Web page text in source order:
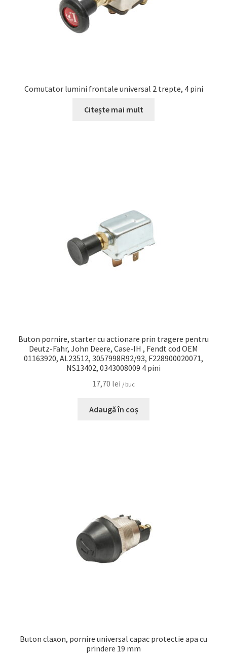
Comutator lumini frontale universal 2 trepte, 4 pini
Citește mai mult
Buton pornire, starter cu actionare prin tragere pentru
Deutz-Fahr, John Deere, Case-IH , Fendt cod OEM
01163920, AL23512, 3057998R92/93, F228900020071,
NS13402, 0343008009 4 pini
17,70 lei / buc
Adaugă în coș
Buton claxon, pornire universal capac protectie apa cu
prindere 19 mm